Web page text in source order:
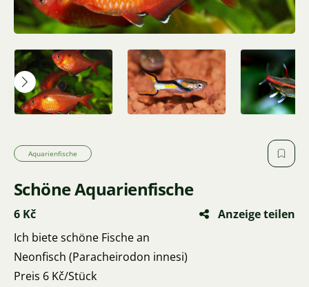
Aquarienfische
Schöne Aquarienfische
6 Kč
Anzeige teilen
Ich biete schöne Fische an
Neonfisch (Paracheirodon innesi)
Preis 6 Kč/Stück